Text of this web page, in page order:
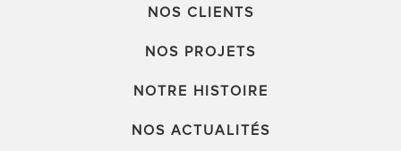
NOS CLIENTS
NOS PROJETS
NOTRE HISTOIRE
NOS ACTUALITÉS